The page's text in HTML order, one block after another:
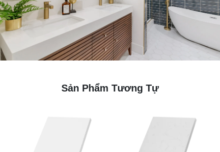
Sản Phẩm Tương Tự